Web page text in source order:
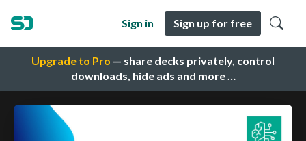
Upgrade to Pro — share decks privately, control
downloads, hide ads and more …
Sign in Sign up for free